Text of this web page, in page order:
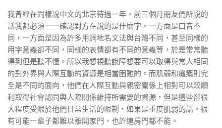
我曾經在同樣說中文的北京待過一年，前三個月朋友們所說的
話我都必須一一確認對方在說的是什麼字，一方面是口音不
同，一方面是因為許多用詞地名文法與台灣不同，甚至同樣的
用字意義卻不同，同樣的表情卻有不同的意義等，於是常常聽
得到但是聽不懂。所以我想視聽說障想要可以取得與常人相同
的對外界與人際互動的資源是相當困難的。而肌弱和癱瘓則完
全是不同的面向，他們在人際互動與親密關係上相對可以較順
利取得社會認同與人際關係維持所需要的資源，但是這些卻很
大程度受限於他們日常生活的限制，如果是重度肌弱的話，很
有可能一輩子都難以離開家門，也許連房門都不能。